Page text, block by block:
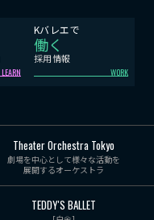
LEARN
Kバレエで
働く
採用情報
WORK
Theater Orchestra Tokyo
劇場を中心として様々な活動を
展開するオーケストラ
TEDDY'S BALLET